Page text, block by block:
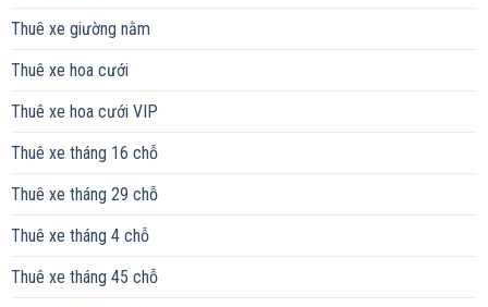
Thuê xe giường nằm
Thuê xe hoa cưới
Thuê xe hoa cưới VIP
Thuê xe tháng 16 chỗ
Thuê xe tháng 29 chỗ
Thuê xe tháng 4 chỗ
Thuê xe tháng 45 chỗ